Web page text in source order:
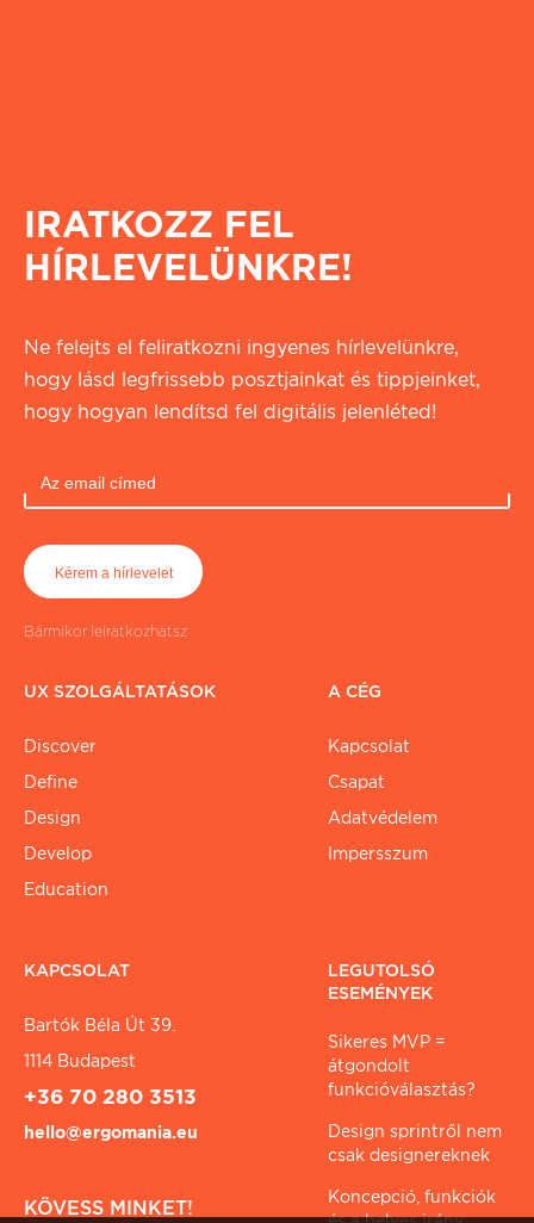
IRATKOZZ FEL
HÍRLEVELÜNKRE!
Ne felejts el feliratkozni ingyenes hírlevelünkre,
hogy lásd legfrissebb posztjainkat és tippjeinket,
hogy hogyan lendítsd fel digitális jelenléted!
Bármikor leiratkozhatsz
UX SZOLGÁLTATÁSOK
Discover
Define
Design
Develop
Education
A CÉG
Kapcsolat
Csapat
Adatvédelem
Impersszum
KAPCSOLAT
Bartók Béla Út 39.
1114 Budapest
+36 70 280 3513
hello@ergomania.eu
KÖVESS MINKET!
LEGUTOLSÓ
ESEMÉNYEK
Sikeres MVP =
átgondolt
funkcióválasztás?
Design sprintről nem
csak designereknek
Koncepció, funkciók